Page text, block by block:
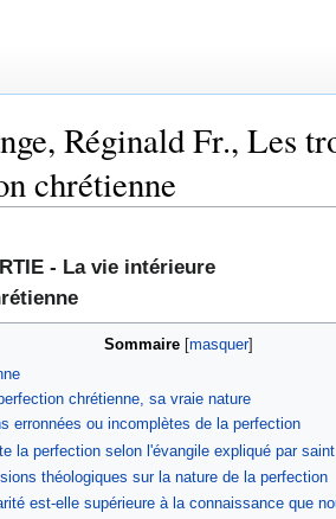
Réginald Fr., Les
chrétienne
- La vie intérieure
Sommaire
chrétienne, sa vraie nature
erronnées ou incomplètes de la perfection
la perfection selon l'évangile expliqué par
théologiques sur la nature de la perfection
est-elle supérieure à la connaissance que